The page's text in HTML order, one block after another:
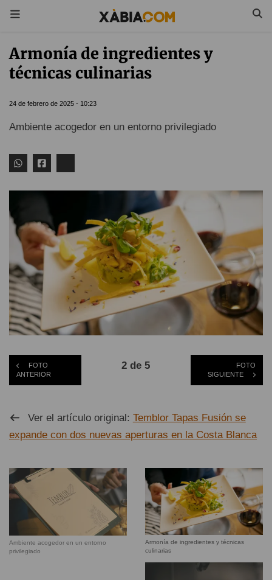
Armonía de ingredientes y
técnicas culinarias
24 de febrero de 2025 - 10:23
Ambiente acogedor en un entorno privilegiado
FOTO
ANTERIOR
2 de 5
FOTO
SIGUIENTE
Ver el artículo original: Temblor Tapas Fusión se
expande con dos nuevas aperturas en la Costa Blanca
Ambiente acogedor en un entorno
privilegiado
Armonía de ingredientes y técnicas
culinarias